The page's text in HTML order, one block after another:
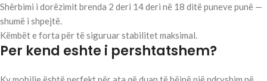
Shërbimi i dorëzimit brenda 2 deri 14 deri në 18 ditë puneve punë —
shumë i shpejtë.
Këmbët e forta për të siguruar stabilitet maksimal.
Per kend eshte i pershtatshem?